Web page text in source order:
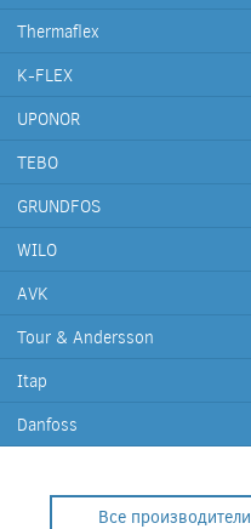
Thermaflex
K-FLEX
UPONOR
TEBO
GRUNDFOS
WILO
AVK
Tour & Andersson
Itap
Danfoss
Все производители